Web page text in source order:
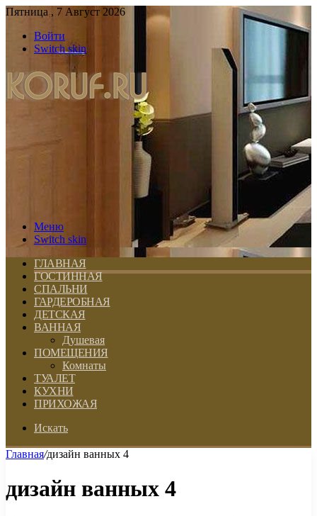
Пятница , 7 Август 2026
Войти
Switch skin
Меню
Switch skin
ГЛАВНАЯ
ГОСТИННАЯ
СПАЛЬНИ
ГАРДЕРОБНАЯ
ДЕТСКАЯ
ВАННАЯ
Душевая
ПОМЕЩЕНИЯ
Комнаты
ТУАЛЕТ
КУХНИ
ПРИХОЖАЯ
Искать
Главная/дизайн ванных 4
дизайн ванных 4